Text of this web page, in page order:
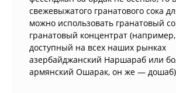
свежевыжатого гранатового сока
можно использовать гранатовый
гранатовый концентрат
доступный на всех наших рынках
азербайджанский Наршараб или
армянский Ошарак, он же —